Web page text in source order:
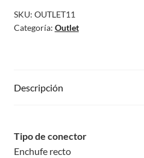
SKU: OUTLET11
Categoría: Outlet
Descripción
Tipo de conector
Enchufe recto